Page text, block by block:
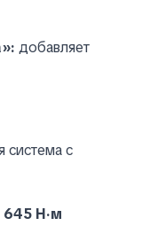
добавляет
система с
645 Н·м